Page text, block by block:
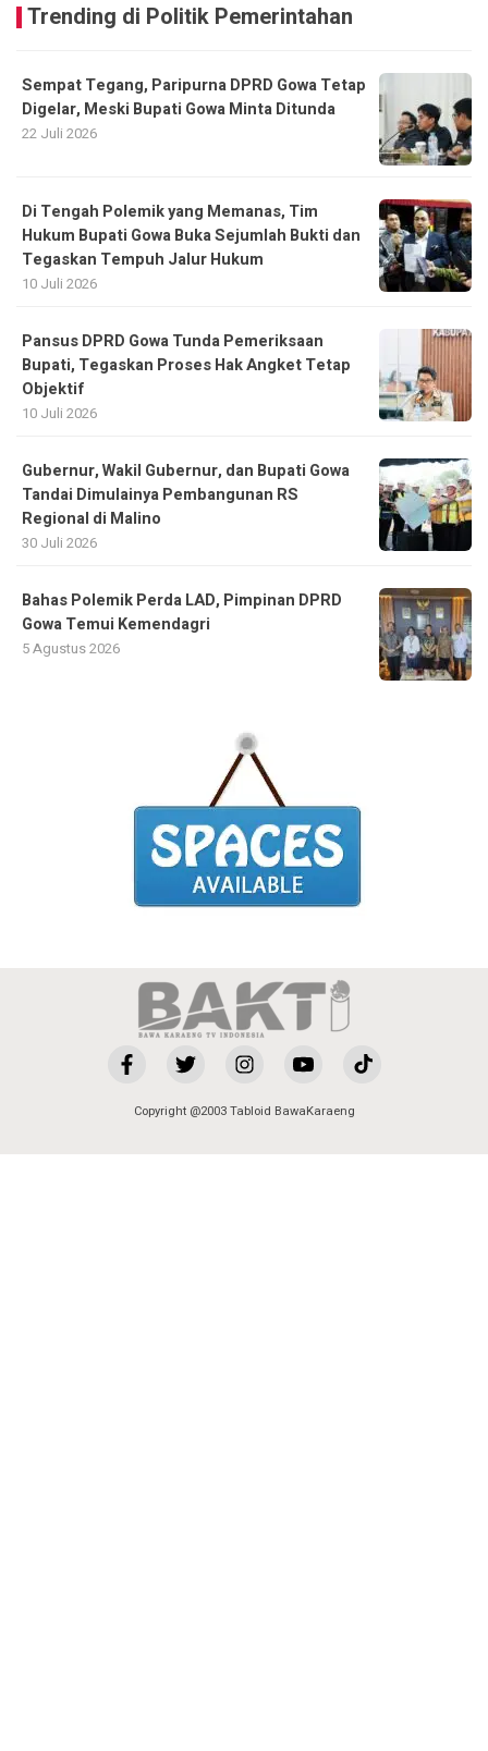
Trending di Politik Pemerintahan
Sempat Tegang, Paripurna DPRD Gowa Tetap
Digelar, Meski Bupati Gowa Minta Ditunda
22 Juli 2026
Di Tengah Polemik yang Memanas, Tim
Hukum Bupati Gowa Buka Sejumlah Bukti dan
Tegaskan Tempuh Jalur Hukum
10 Juli 2026
Pansus DPRD Gowa Tunda Pemeriksaan
Bupati, Tegaskan Proses Hak Angket Tetap
Objektif
10 Juli 2026
Gubernur, Wakil Gubernur, dan Bupati Gowa
Tandai Dimulainya Pembangunan RS
Regional di Malino
30 Juli 2026
Bahas Polemik Perda LAD, Pimpinan DPRD
Gowa Temui Kemendagri
5 Agustus 2026
Copyright @2003 Tabloid BawaKaraeng